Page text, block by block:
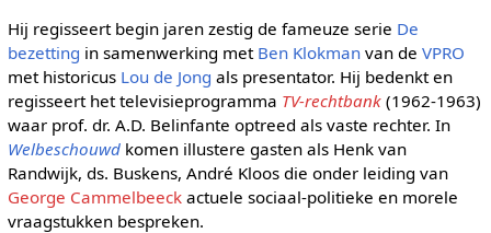
Hij regisseert begin jaren zestig de fameuze serie De
bezetting in samenwerking met Ben Klokmanvan de VPRO
met historicus Lou de Jong als presentator. Hij bedenkt en
regisseert het televisieprogramma TV-rechtbank(1962-1963)
waar prof. dr. A.D. Belinfante optreed als vaste rechter. In
Welbeschouwdkomen illustere gasten als Henk van
Randwijk, ds. Buskens, André Kloos die onder leiding van
George Cammelbeeckactuele sociaal-politieke en morele
vraagstukken bespreken.